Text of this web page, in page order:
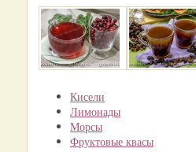
Кисели
Лимонады
Морсы
Фруктовые квасы